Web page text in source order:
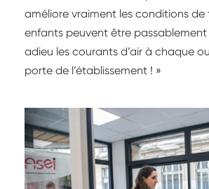
améliore vraiment les conditions de
enfants peuvent être passablement
adieu les courants d’air à chaque
porte de l’établissement ! »